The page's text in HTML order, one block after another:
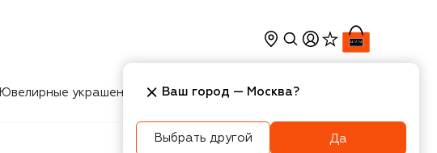
Ювелирные украшения Косметика Интерьер
Ваш город — Москва?
Выбрать другой Да